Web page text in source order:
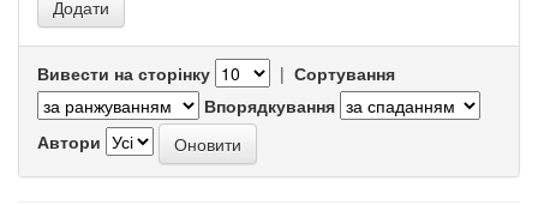
Вивести на сторінку | Сортування
Впорядкування
Автори